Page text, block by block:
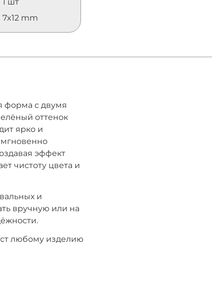
7x12 mm
форма с двумя
оттенок
ярко и
эффект
чистоту цвета и
и
вручную или на
любому изделию